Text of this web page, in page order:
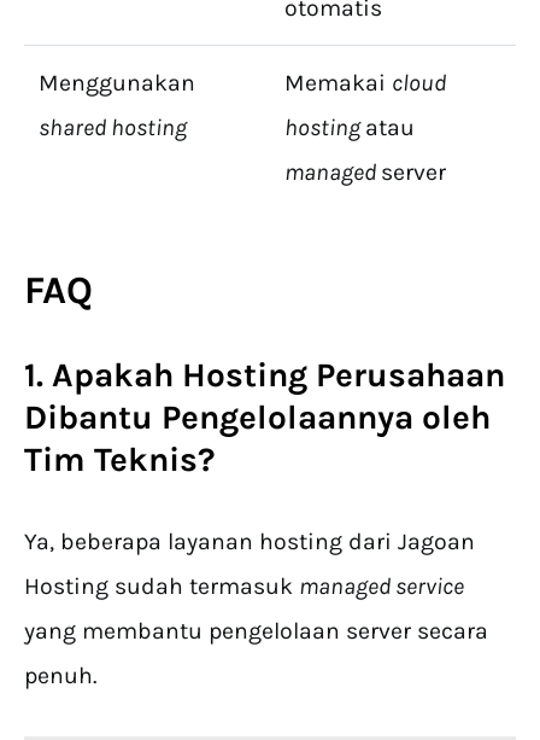
otomatis
Menggunakan
shared hosting
Memakai cloud
hostingatau
managed server
FAQ
1. Apakah Hosting Perusahaan
Dibantu Pengelolaannya oleh
Tim Teknis?
Ya, beberapa layanan hosting dari Jagoan
Hosting sudah termasuk managed service
yang membantu pengelolaan server secara
penuh.